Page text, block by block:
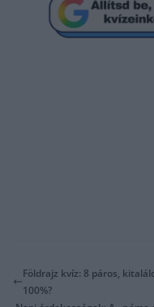
Földrajz kvíz: 8 páros,
100%?